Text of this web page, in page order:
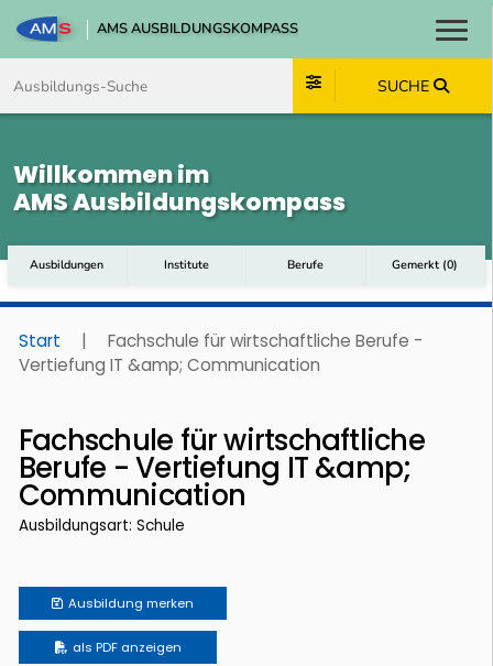
AMS AUSBILDUNGSKOMPASS
SUCHE
Willkommen im
AMS Ausbildungskompass
Ausbildungen Institute Berufe Gemerkt (0)
Start |
Fachschule für wirtschaftliche Berufe -
Vertiefung IT &amp; Communication
Fachschule für wirtschaftliche
Berufe - Vertiefung IT &amp;
Communication
Ausbildungsart: Schule
Ausbildung merken
als PDF anzeigen